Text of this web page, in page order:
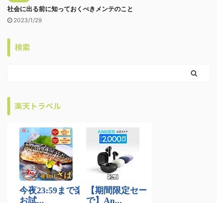
社会に出る前に知っておくべきメンテのこと
2023/1/29
検索
楽天トラベル